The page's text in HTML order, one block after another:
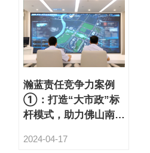
瀚蓝责任竞争力案例
①：打造“大市政”标
杆模式，助力佛山南海
2024-04-17